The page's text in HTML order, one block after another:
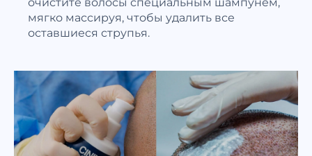
мягко массируя, чтобы удалить все
оставшиеся струпья.